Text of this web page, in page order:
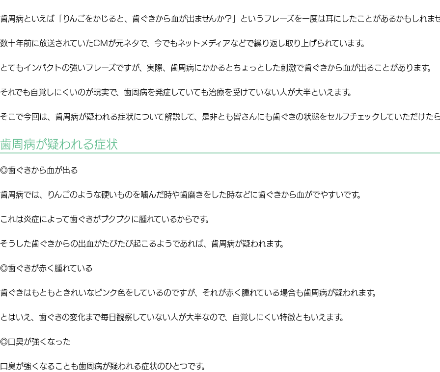
歯周病といえば「りんごをかじると、歯ぐきから血が出ませんか？ 」というフレーズを一度は耳にしたことがあるかもしれま
数十年前に放送されていたCMが元ネタで、今でもネットメディアなどで繰り返し取り上げられています。
とてもインパクトの強いフレーズですが、実際、 歯周病にかかるとちょっとした刺激で歯ぐきから血が出ることがあります。
それでも自覚しにくいのが現実で、歯周病を発症していても治療を受けていない人が大半といえます。
そこで今回は、歯周病が疑われる症状について解説して、是非とも皆さんにも歯ぐきの状態をセルフチェック していただけた
歯周病が疑われる症状
◎歯ぐきから血が出る
歯周病では、りんごのような硬いものを噛んだ時や歯磨きをした時などに歯ぐきから血がでやすいです。
これは炎症によって歯ぐきがブクブクに腫れているからです。
そうした歯ぐきからの出血がたびたび起こるようであれば、歯周病が疑われます。
◎歯ぐきが赤く腫れている
歯ぐきはもともときれいなピンク色をしているのですが、それが赤く腫れている場合も歯周病が疑われます。
とはいえ、歯ぐきの変化まで毎日観察していない人が大半なので、自覚しにくい特徴ともいえます。
◎口臭が強くなった
口臭が強くなることも歯周病が疑われる症状のひとつです。